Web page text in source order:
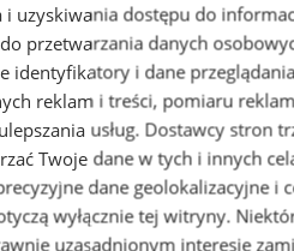
i uzyskiwania dostępu do
przetwarzania danych
identyfikatory i dane
reklam i treści, pomiaru
usług. Dostawcy stron
Twoje dane w tych i innych
dane geolokalizacyjne i
wyłącznie tej witryny.
uzasadnionym interesie